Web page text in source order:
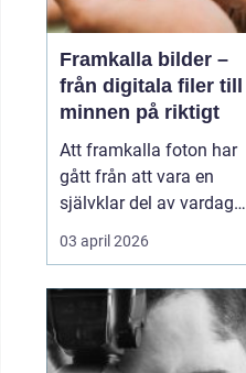
Framkalla bilder –
från digitala filer till
minnen på riktigt
Att framkalla foton har
gått från att vara en
självklar del av vardagen
till något många skjuter
upp. Mobilen är full av
tomma. Samtidigt har
viljan att omge sig med
personliga motiv...
03 april 2026